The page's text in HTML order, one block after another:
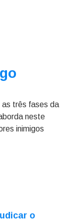
três fases da
neste
inimigos
o